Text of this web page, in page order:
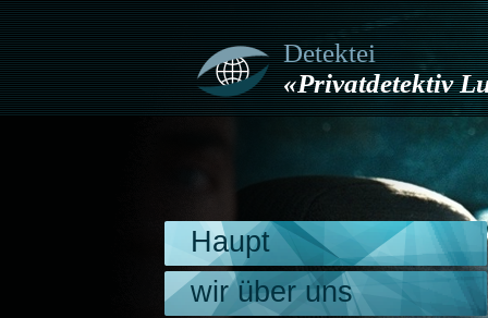
Detektei
«Privatdetektiv
Haupt
wir über uns